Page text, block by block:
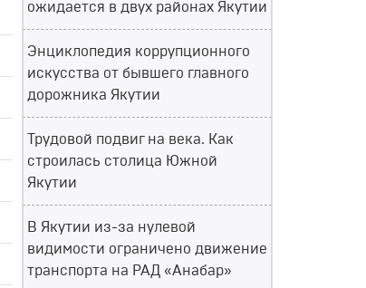
ожидается в двух районах Якутии
Энциклопедия коррупционного
искусства от бывшего главного
дорожника Якутии
Трудовой подвиг на века. Как
строилась столица Южной
Якутии
В Якутии из-за нулевой
видимости ограничено движение
транспорта на РАД «Анабар»